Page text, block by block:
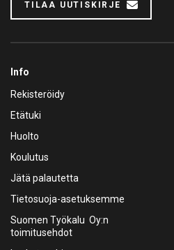
Valmistettu